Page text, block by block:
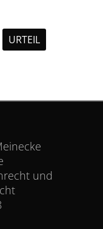
URTEIL
und